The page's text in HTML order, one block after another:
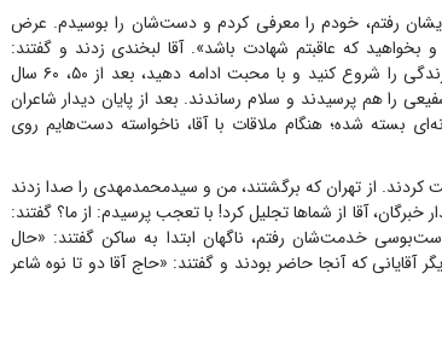
رفتم، خودم را معرفی کردم و دست‌شان را بوسیدم. عرض
بخواهید که عاقبتم شهادت باشد». آقا لبخندی زدند و گفتند:
«ان‌شاءالله یک عقد شیرین داشته باشید؛ با محبت زندگی را شروع کنید و با محبت ادامه دهید، بعد از ۵۰، ۶۰ سال
را هم پرسیدند و سلام رساندند. بعد از پایان دیدار شاعران
بسته شده؛ هنگام ملاقات با آقا، ناخواسته دست‌هایم روی
کردند. از تهران که برگشتند، من و سیدمحمدمهدی را صدا زدند
خبرگان، آقا از شما‌ها تجلیل کرد! با تعجب پرسیدم: از ما؟ گفتند:
خدمت‌شان رفتم، ناگهان ابتدا به ساکن گفتند: «حال
که آنجا حاضر بودند و گفتند: «حاج آقا دو تا نوه شاعر